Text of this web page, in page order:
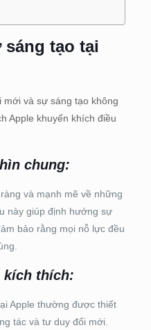
tạo tại
mới và sự sáng tạo không
Apple khuyến khích điều
chung:
và mạnh mẽ về những
này giúp định hướng sự
bảo rằng mọi nỗ lực đều
kích thích:
Apple thường được thiết
tác và tư duy đổi mới.